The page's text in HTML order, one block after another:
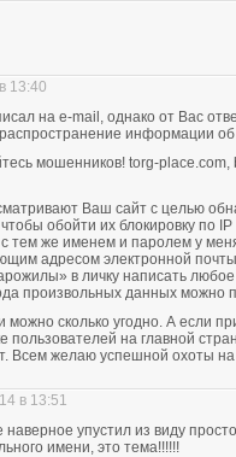
13:40
на e-mail, однако от Вас
распространение информации
мошенников! torg-place.com,
Ваш сайт с целью
обойти их блокировку по
тем же именем и паролем у
адресом электронной
в личку написать
произвольных данных можно
можно сколько угодно. А если
пользователей на главной
Всем желаю успешной охоты
в 13:51
наверное упустил из виду
имени, это тема!!!!!!